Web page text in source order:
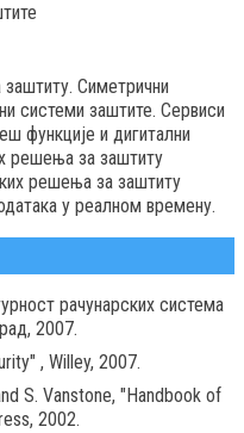
Симетрични
системи заштите. Сервиси
функције и дигитални
решења за заштиту
решења за заштиту
у реалном времену.
рачунарских система
2007.
, Willey, 2007.
S. Vanstone, "Handbook of
2002.